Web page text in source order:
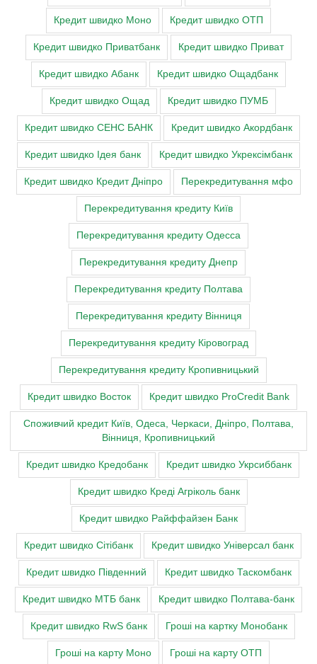
Кредит швидко Моно Кредит швидко ОТП
Кредит швидко Приватбанк Кредит швидко Приват
Кредит швидко Абанк Кредит швидко Ощадбанк
Кредит швидко Ощад Кредит швидко ПУМБ
Кредит швидко СЕНС БАНК Кредит швидко Акордбанк
Кредит швидко Ідея банк Кредит швидко Укрексімбанк
Кредит швидко Кредит Дніпро Перекредитування мфо
Перекредитування кредиту Київ
Перекредитування кредиту Одесса
Перекредитування кредиту Днепр
Перекредитування кредиту Полтава
Перекредитування кредиту Вінниця
Перекредитування кредиту Кіровоград
Перекредитування кредиту Кропивницький
Кредит швидко Восток Кредит швидко ProCredit Bank
Cпоживчий кредит Київ, Одеса, Черкаси, Дніпро, Полтава,
Вінниця, Кропивницький
Кредит швидко Кредобанк Кредит швидко Укрсиббанк
Кредит швидко Креді Агріколь банк
Кредит швидко Райффайзен Банк
Кредит швидко Сітібанк Кредит швидко Універсал банк
Кредит швидко Південний Кредит швидко Таскомбанк
Кредит швидко МТБ банк Кредит швидко Полтава-банк
Кредит швидко RwS банк Гроші на картку Монобанк
Гроші на карту Моно Гроші на карту ОТП